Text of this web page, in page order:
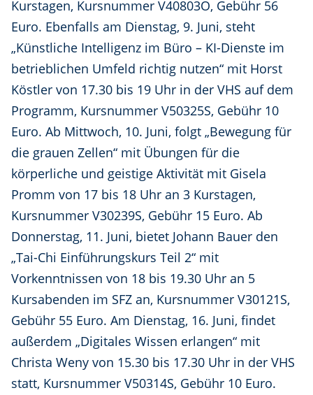
Kurstagen, Kursnummer V40803O, Gebühr 56
Euro. Ebenfalls am Dienstag, 9. Juni, steht
„Künstliche Intelligenz im Büro – KI-Dienste im
betrieblichen Umfeld richtig nutzen“ mit Horst
Köstler von 17.30 bis 19 Uhr in der VHS auf dem
Programm, Kursnummer V50325S, Gebühr 10
Euro. Ab Mittwoch, 10. Juni, folgt „Bewegung für
die grauen Zellen“ mit Übungen für die
körperliche und geistige Aktivität mit Gisela
Promm von 17 bis 18 Uhr an 3 Kurstagen,
Kursnummer V30239S, Gebühr 15 Euro. Ab
Donnerstag, 11. Juni, bietet Johann Bauer den
„Tai-Chi Einführungskurs Teil 2“ mit
Vorkenntnissen von 18 bis 19.30 Uhr an 5
Kursabenden im SFZ an, Kursnummer V30121S,
Gebühr 55 Euro. Am Dienstag, 16. Juni, findet
außerdem „Digitales Wissen erlangen“ mit
Christa Weny von 15.30 bis 17.30 Uhr in der VHS
statt, Kursnummer V50314S, Gebühr 10 Euro.